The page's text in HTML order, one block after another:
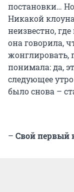
постановки…
Никакой
неизвестно,
она говорила,
жонглировать,
понимала: да,
следующее
было снова –
– Свой первый